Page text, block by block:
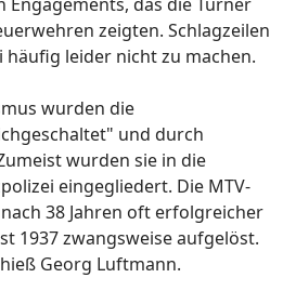
zeigten. Schlagzeilen
häufig leider nicht zu machen.
wurden die
und durch
wurden sie in die
eingegliedert. Die MTV-
38 Jahren oft erfolgreicher
1937 zwangsweise aufgelöst.
Georg Luftmann.